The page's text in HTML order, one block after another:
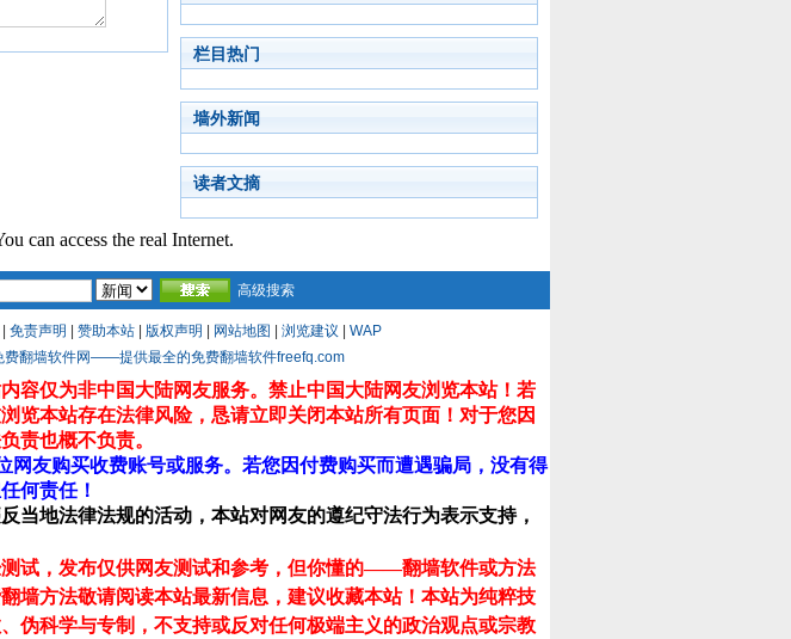
栏目热门
墙外新闻
读者文摘
can access the real Internet.
高级搜索
免责声明 赞助本站 版权声明 网站地图 浏览建议
WAP
费翻墙软件网——提供最全的免费翻墙软件freefq.com
容仅为非中国大陆网友服务。禁止中国大陆网友浏览本站！若
览本站存在法律风险，恳请立即关闭本站所有页面！对于您因
责也概不负责。
友购买收费账号或服务。若您因付费购买而遭遇骗局，没有得
何责任！
当地法律法规的活动，本站对网友的遵纪守法行为表示支持，
试，发布仅供网友测试和参考，但你懂的——翻墙软件或方法
墙方法敬请阅读本站最新信息，建议收藏本站！ 本站为纯粹技
伪科学与专制，不支持或反对任何极端主义的政治观点或宗教